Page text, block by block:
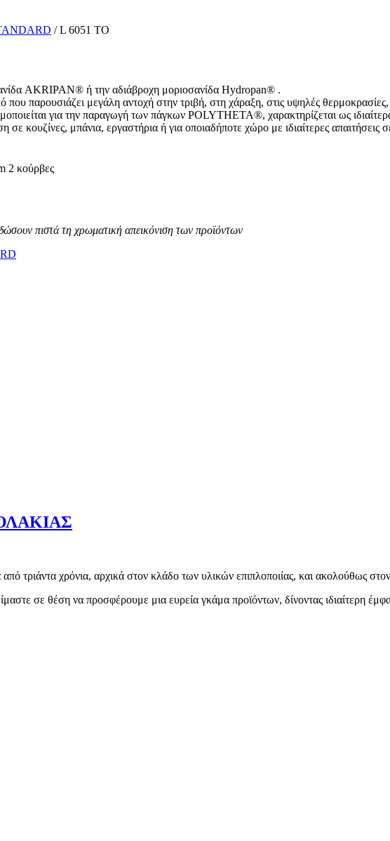
/ L 6051 TO
AKRIPAN® ή την αδιάβροχη μοριοσανίδα Hydropan® .
που παρουσιάζει μεγάλη αντοχή στην τριβή, στη χάραξη, στις υψηλές
για την παραγωγή των πάγκων POLYTHETA®, χαρακτηρίζεται ως
κουζίνες, μπάνια, εργαστήρια ή για οποιαδήποτε χώρο με ιδιαίτερες απαιτήσεις
2 κούρβες
πιστά τη χρωματική απεικόνιση των προϊόντων
τριάντα χρόνια, αρχικά στον κλάδο των υλικών επιπλοποιίας, και ακολούθως
σε θέση να προσφέρουμε μια ευρεία γκάμα προϊόντων, δίνοντας ιδιαίτερη